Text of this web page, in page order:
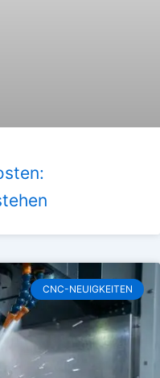
CNC-NEUIGKEITEN